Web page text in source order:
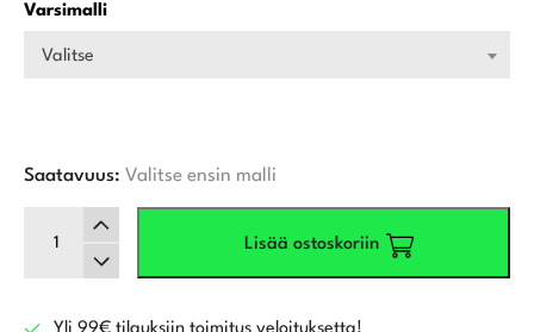
Varsimalli
Valitse
Saatavuus: Valitse ensin malli
Draiveri
Lisää ostoskoriin